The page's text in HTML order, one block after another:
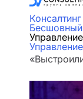
Консалтинг